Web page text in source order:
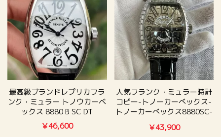
最高級ブランドレプリカフラ
ンク・ミュラー トノウカーベ
ックス 8880 B SC DT
￥46,600
人気フランク・ミュラー時計
コピー-トノーカーべックス-
トノーカーべックス8880SC-
IRON-CRO-新色
￥43,900